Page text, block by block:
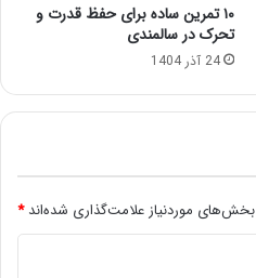
۱۰ تمرین ساده برای حفظ قدرت و
تحرک در سالمندی
24 آذر 1404
بخش‌های موردنیاز علامت‌گذاری شده‌اند*